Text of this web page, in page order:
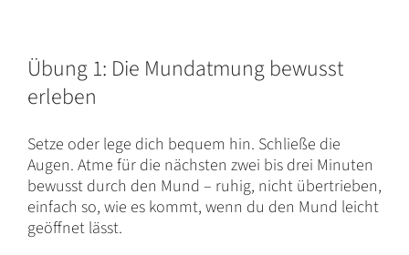
Übung 1: Die Mundatmung bewusst
erleben
Setze oder lege dich bequem hin. Schließe die
Augen. Atme für die nächsten zwei bis drei Minuten
bewusst durch den Mund – ruhig, nicht übertrieben,
einfach so, wie es kommt, wenn du den Mund leicht
geöffnet lässt.